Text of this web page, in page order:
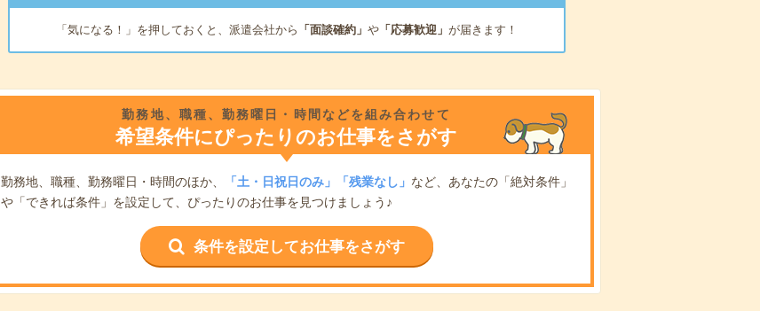
「気になる！」を押しておくと、派遣会社から 「面談確約」 や「応募歓迎」 が届きます！
勤務地、職種、勤務曜日・時間などを組み合わせて
希望条件にぴったりのお仕事をさがす
勤務地、職種、勤務曜日・時間のほか、 「土・日祝日のみ」「残業なし」 など、あなたの「絶対条件」
や「できれば条件」を設定して、ぴったりのお仕事を見つけましょう♪
条件を設定してお仕事をさがす